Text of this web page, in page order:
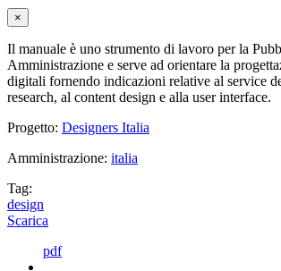
×
Il manuale è uno strumento di lavoro per la
Amministrazione e serve ad orientare la
digitali fornendo indicazioni relative al service
research, al content design e alla user interface.
Progetto: Designers Italia
Amministrazione: italia
Tag:
design
Scarica
pdf